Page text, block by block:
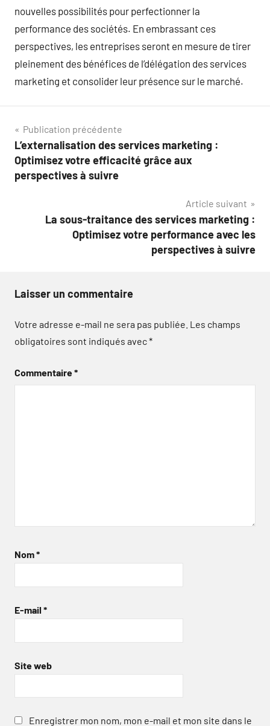
nouvelles possibilités pour perfectionner la
performance des sociétés. En embrassant ces
perspectives, les entreprises seront en mesure de tirer
pleinement des bénéfices de l’délégation des services
marketing et consolider leur présence sur le marché.
Navigation
de
l’article
Publication précédente
L’externalisation des services marketing :
Optimisez votre efficacité grâce aux
perspectives à suivre
Article suivant
La sous-traitance des services marketing :
Optimisez votre performance avec les
perspectives à suivre
Laisser un commentaire
Votre adresse e-mail ne sera pas publiée. Les champs
obligatoires sont indiqués avec*
Commentaire*
Nom*
E-mail *
Site web
Enregistrer mon nom, mon e-mail et mon site dans le